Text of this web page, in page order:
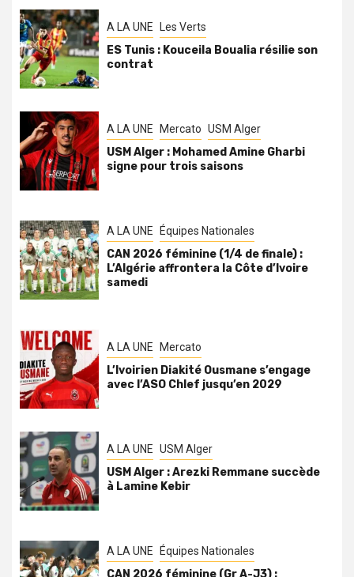
A LA UNE Les Verts
ES Tunis : Kouceila Boualia résilie son
contrat
A LA UNE Mercato USM Alger
USM Alger : Mohamed Amine Gharbi
signe pour trois saisons
A LA UNE Équipes Nationales
CAN 2026 féminine (1/4 de finale) :
L’Algérie affrontera la Côte d’Ivoire
samedi
A LA UNE Mercato
L’Ivoirien Diakité Ousmane s’engage
avec l’ASO Chlef jusqu’en 2029
A LA UNE USM Alger
USM Alger : Arezki Remmane succède
à Lamine Kebir
A LA UNE Équipes Nationales